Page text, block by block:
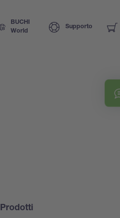
BUCHI
World
Supporto
Prodotti